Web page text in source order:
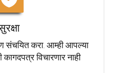
संचयित करा. आम्ही आपल्या
विचारणार नाही